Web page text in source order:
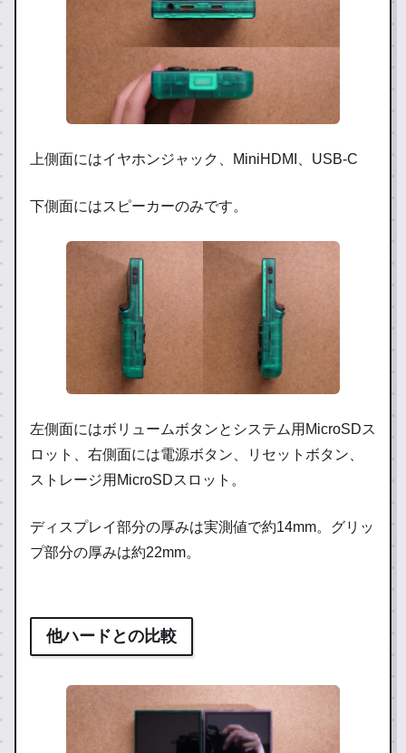
上側面にはイヤホンジャック、MiniHDMI、USB-C
下側面にはスピーカーのみです。
左側面にはボリュームボタンとシステム用MicroSDス
ロット、右側面には電源ボタン、リセットボタン、
ストレージ用MicroSDスロット。
ディスプレイ部分の厚みは実測値で約14mm。グリッ
プ部分の厚みは約22mm。
他ハードとの比較